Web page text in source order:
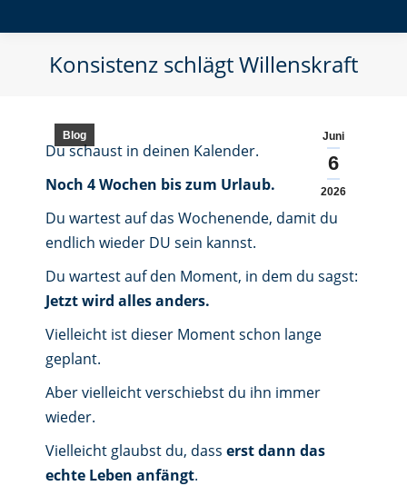
Konsistenz schlägt Willenskraft
Juni
6
2026
Blog
Du schaust in deinen Kalender.
Noch 4 Wochen bis zum Urlaub.
Du wartest auf das Wochenende, damit du
endlich wieder DU sein kannst.
Du wartest auf den Moment, in dem du sagst:
Jetzt wird alles anders.
Vielleicht ist dieser Moment schon lange
geplant.
Aber vielleicht verschiebst du ihn immer
wieder.
Vielleicht glaubst du, dass erst dann das
echte Leben anfängt.